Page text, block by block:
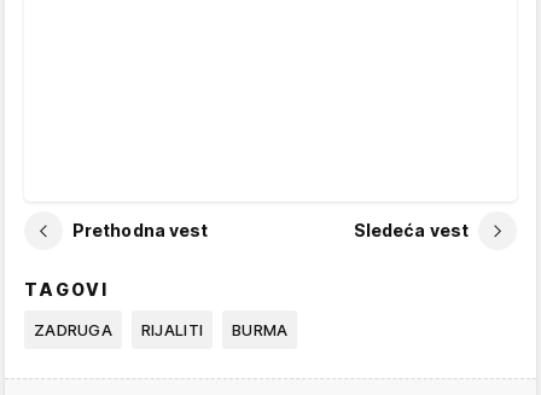
Prethodna vest Sledeća vest
TAGOVI
ZADRUGA RIJALITI BURMA